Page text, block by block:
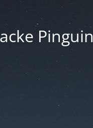
Pinguin